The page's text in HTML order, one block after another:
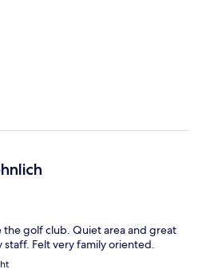
the golf club. Quiet area and great
Felt very family oriented.